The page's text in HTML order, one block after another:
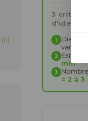
3
1
vanne
2 Espace
mm
3
= 2 à 3
(11)